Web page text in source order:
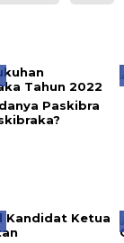
Paskibra